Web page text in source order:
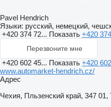
Pavel Hendrich
Языки: русский, немецкий,
+420 374 72... Показать +420
Перезвоните мне
+420 602 45... Показать +420
www.automarket-hendrich.cz/
Адрес
Чехия, Пльзенский край, 347